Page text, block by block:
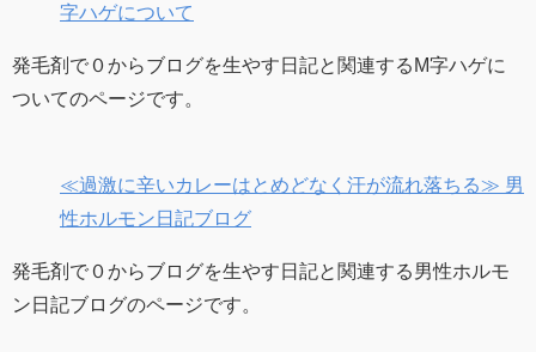
字ハゲについて
発毛剤で０からブログを生やす日記と関連するM字ハゲに
ついてのページです。
≪過激に辛いカレーはとめどなく汗が流れ落ちる≫ 男
性ホルモン日記ブログ
発毛剤で０からブログを生やす日記と関連する男性ホルモ
ン日記ブログのページです。